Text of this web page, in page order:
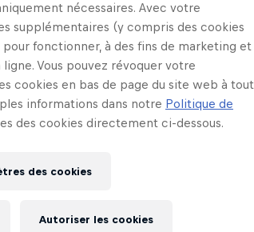
nécessaires. Avec votre
supplémentaires (y compris des cookies
fonctionner, à des fins de marketing et
Vous pouvez révoquer votre
cookies en bas de page du site web à tout
informations dans notre Politique de
des cookies directement ci-dessous.
des cookies
Autoriser les cookies